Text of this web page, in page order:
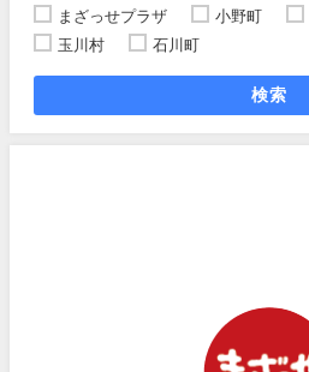
まざっせプラザ
小野町
玉川村
石川町
検索